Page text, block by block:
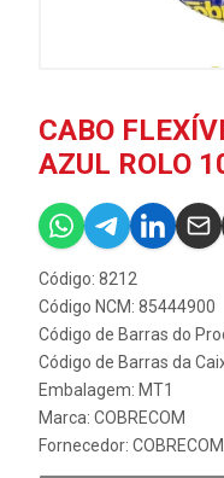
CABO
AZUL ROLO
Código: 8212
Código NCM: 85444900
Código de Barras do
Código de Barras da
Embalagem: MT1
Marca: COBRECOM
Fornecedor: COBRECOM